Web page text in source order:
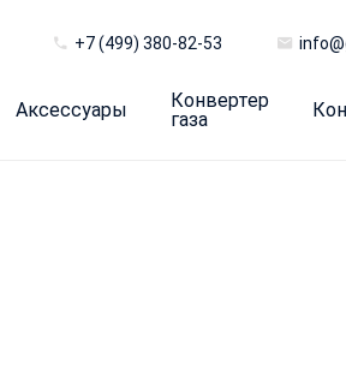
+7 (499) 380-82-53
Аксессуары
Конвертер
газа